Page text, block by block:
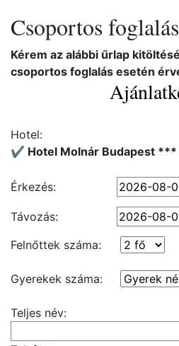
Csoportos foglalás
Kérem az alábbi űrlap
csoportos foglalás esetén
Hotel:
✔️ Hotel Molnár Budapest ***
Érkezés:
Távozás:
Felnőttek száma:
Gyerekek száma:
Teljes név: